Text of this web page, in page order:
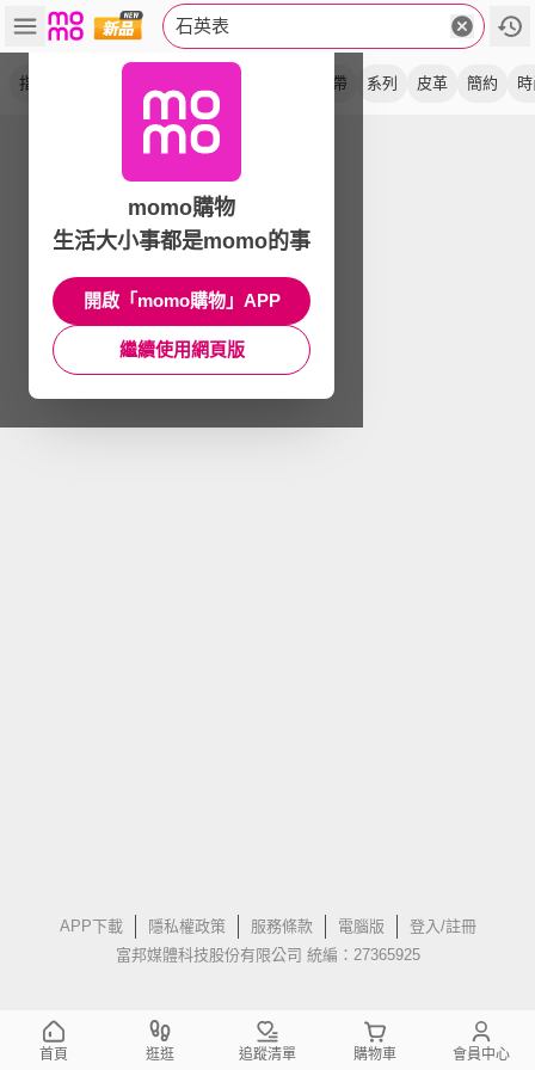
石英表
指針錶 鋼帶 系列 皮革 簡約
APP下載 隱私權政策 服務條款 電腦版
登入/註冊
富邦媒體科技股份有限公司 統編：27365925
momo購物
生活大小事都是momo的事
開啟「momo購物」APP
繼續使用網頁版
首頁 逛逛 追蹤清單 購物車 會員中心